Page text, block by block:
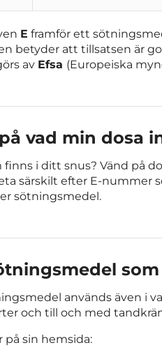
E framför ett
betyder att tillsatsen är
av Efsa (Europeiska
vad min dosa
i ditt snus? Vänd på
särskilt efter E-nummer
sötningsmedel.
används även i
och till och med
på sin hemsida: